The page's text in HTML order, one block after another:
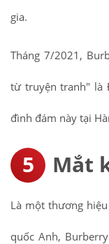
gia.
Tháng 7/2021,
từ truyện tranh" là
đình đám này tại
Mắt
Là một thương
quốc Anh,